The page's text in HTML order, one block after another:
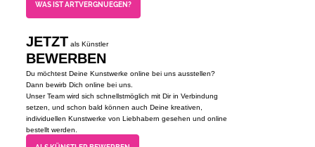
WAS IST ARTVERGNUEGEN?
JETZT als Künstler
BEWERBEN
Du möchtest Deine Kunstwerke online bei uns ausstellen?
Dann bewirb Dich online bei uns.
Unser Team wird sich schnellstmöglich mit Dir in Verbindung
setzen, und schon bald können auch Deine kreativen,
individuellen Kunstwerke von Liebhabern gesehen und online
bestellt werden.